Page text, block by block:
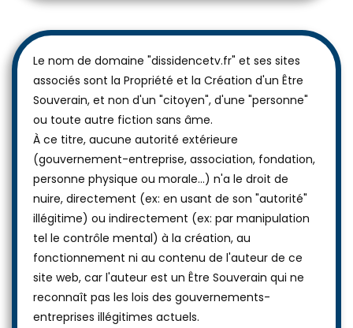
Le nom de domaine "dissidencetv.fr" et ses sites
associés sont la Propriété et la Création d'un Être
Souverain, et non d'un "citoyen", d'une "personne"
ou toute autre fiction sans âme.
À ce titre, aucune autorité extérieure
(gouvernement-entreprise, association, fondation,
personne physique ou morale...) n'a le droit de
nuire, directement (ex: en usant de son "autorité"
illégitime) ou indirectement (ex: par manipulation
tel le contrôle mental) à la création, au
fonctionnement ni au contenu de l'auteur de ce
site web, car l'auteur est un Être Souverain qui ne
reconnaît pas les lois des gouvernements-
entreprises illégitimes actuels.